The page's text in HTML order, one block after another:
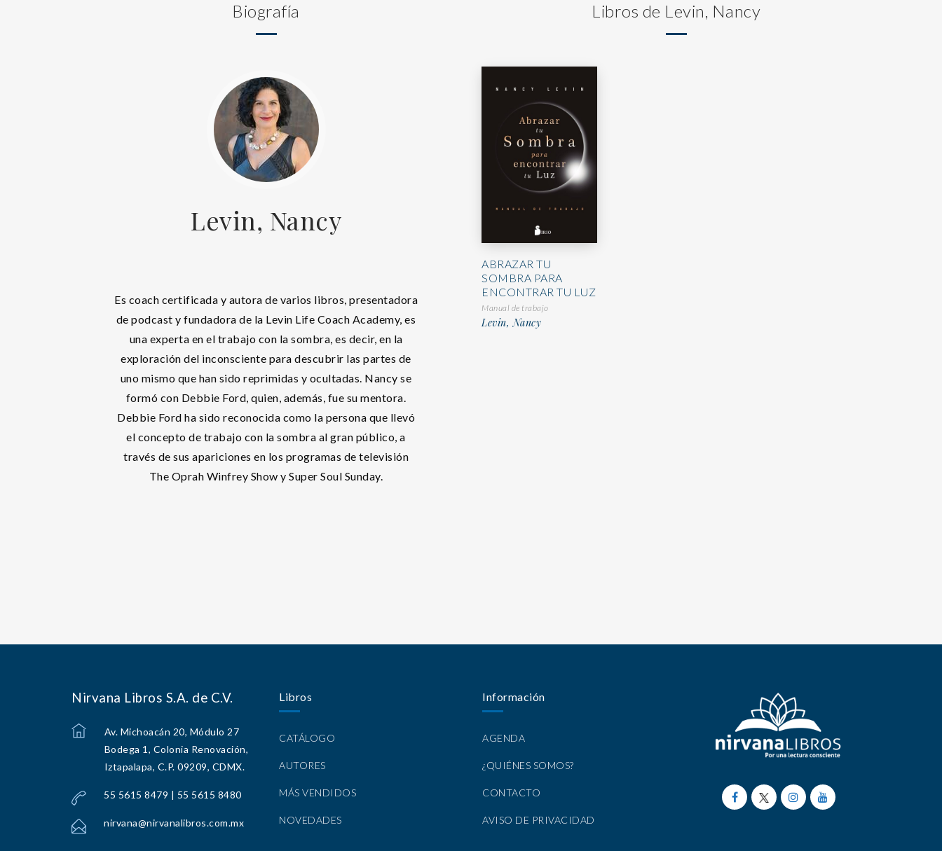
Biografía
Levin, Nancy
Es coach certificada y autora de varios libros, presentadora
de podcast y fundadora de la Levin Life Coach Academy, es
una experta en el trabajo con la sombra, es decir, en la
exploración del inconsciente para descubrir las partes de
uno mismo que han sido reprimidas y ocultadas. Nancy se
formó con Debbie Ford, quien, además, fue su mentora.
Debbie Ford ha sido reconocida como la persona que llevó
el concepto de trabajo con la sombra al gran público, a
través de sus apariciones en los programas de televisión
The Oprah Winfrey Show y Super Soul Sunday.
Libros de Levin, Nancy
ABRAZAR TU
SOMBRA PARA
ENCONTRAR TU LUZ
Manual de trabajo
Levin, Nancy
Nirvana Libros S.A. de C.V.
Av. Michoacán 20, Módulo 27
Bodega 1, Colonia Renovación,
Iztapalapa, C.P. 09209, CDMX.
55 5615 8479 | 55 5615 8480
nirvana@nirvanalibros.com.mx
Libros
CATÁLOGO
AUTORES
MÁS VENDIDOS
NOVEDADES
Información
AGENDA
¿QUIÉNES SOMOS?
CONTACTO
AVISO DE PRIVACIDAD